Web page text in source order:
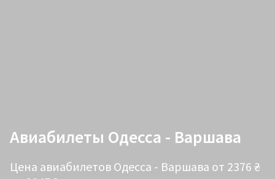
Авиабилеты Одесса - Варшава
Цена авиабилетов Одесса - Варшава от 2376 ₴